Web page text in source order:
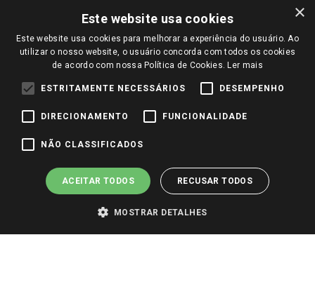
Notícias
Perguntas frequentes
Identidade Visual
Trocas e Devoluções
Redes Sociais
Pagamento e Segurança
×
Este website usa cookies
Este website usa cookies para melhorar a experiência do usuário. Ao
utilizar o nosso website, o usuário concorda com todos os cookies
de acordo com nossa Política de Cookies. Ler mais
ESTRITAMENTE NECESSÁRIOS DESEMPENHO
DIRECIONAMENTO FUNCIONALIDADE
NÃO CLASSIFICADOS
ACEITAR TODOS RECUSAR TODOS
MOSTRAR DETALHES